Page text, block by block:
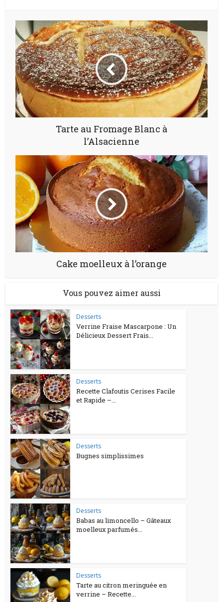
Tarte au Fromage Blanc à
l’Alsacienne
Cake moelleux à l’orange
Vous pouvez aimer aussi
Desserts
Verrine Fraise Mascarpone : Un
Délicieux Dessert Frais...
Desserts
Recette Clafoutis Cerises Facile
et Rapide –...
Desserts
Bugnes simplissimes
Desserts
Babas au limoncello – Gâteaux
moelleux parfumés...
Desserts
Tarte au citron meringuée en
verrine – Recette...